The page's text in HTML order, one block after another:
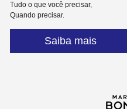
Tudo o que você precisar,
Quando precisar.
Saiba mais